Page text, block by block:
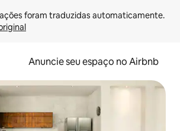
Anuncie seu espaço no Airbnb